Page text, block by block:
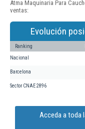
Atma Maquinaria Para
ventas:
Evolución
Ranking
Nacional
Barcelona
Sector CNAE 2896
Acceda a toda